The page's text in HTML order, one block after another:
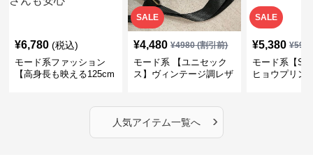
¥6,780 (税込)
モード系ファッション
【高身長も映える125cm
OKで華奢さんも安心
SALE
¥4,480 ¥4980(割引前)
モード系 【ユニセック
ス】ヴィンテージ調レザ
SALE
¥5,380 ¥
モード系【S
ヒョウプリン
人気アイテム一覧へ ›